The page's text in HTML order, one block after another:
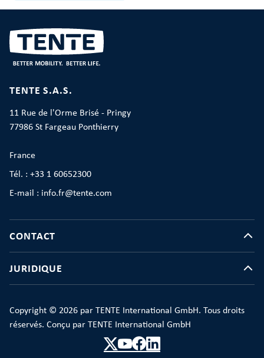
TENTE S.A.S.
11 Rue de l'Orme Brisé - Pringy
77986 St Fargeau Ponthierry
France
Tél. : +33 1 60652300
E-mail : info.fr@tente.com
CONTACT
JURIDIQUE
Copyright © 2026 par TENTE International GmbH. Tous droits
réservés. Conçu par TENTE International GmbH